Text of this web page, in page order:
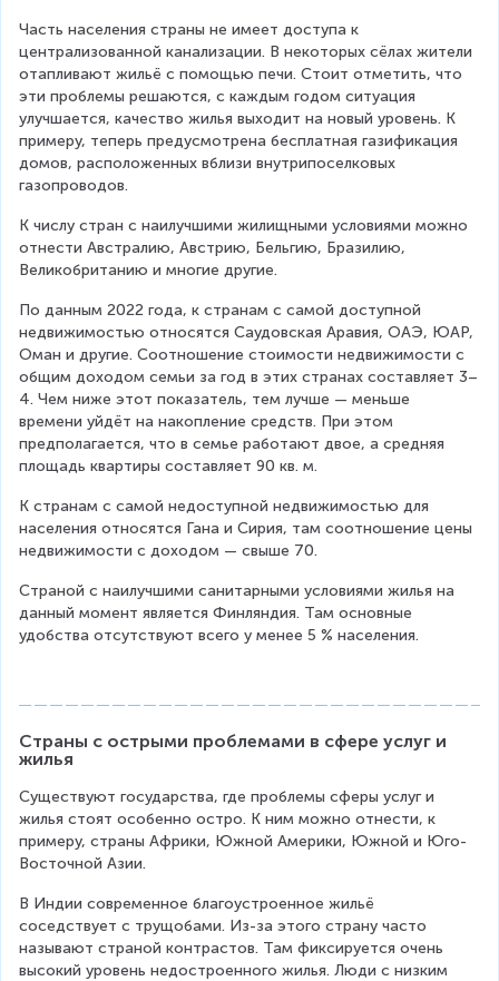
Часть населения страны не имеет доступа к
централизованной канализации. В некоторых сёлах жители
отапливают жильё с помощью печи. Стоит отметить, что
эти проблемы решаются, с каждым годом ситуация
улучшается, качество жилья выходит на новый уровень. К
примеру, теперь предусмотрена бесплатная газификация
домов, расположенных вблизи внутрипоселковых
газопроводов.
К числу стран с наилучшими жилищными условиями можно
отнести Австралию, Австрию, Бельгию, Бразилию,
Великобританию и многие другие.
По данным 2022 года, к странам с самой доступной
недвижимостью относятся Саудовская Аравия, ОАЭ, ЮАР,
Оман и другие. Соотношение стоимости недвижимости с
общим доходом семьи за год в этих странах составляет 3–
4. Чем ниже этот показатель, тем лучше — меньше
времени уйдёт на накопление средств. При этом
предполагается, что в семье работают двое, а средняя
площадь квартиры составляет 90 кв. м.
К странам с самой недоступной недвижимостью для
населения относятся Гана и Сирия, там соотношение цены
недвижимости с доходом — свыше 70.
Страной с наилучшими санитарными условиями жилья на
данный момент является Финляндия. Там основные
удобства отсутствуют всего у менее 5 % населения.
Страны с острыми проблемами в сфере услуг и
жилья
Существуют государства, где проблемы сферы услуг и
жилья стоят особенно остро. К ним можно отнести, к
примеру, страны Африки, Южной Америки, Южной и Юго-
Восточной Азии.
В Индии современное благоустроенное жильё
соседствует с трущобами. Из-за этого страну часто
называют страной контрастов. Там фиксируется очень
высокий уровень недостроенного жилья. Люди с низким